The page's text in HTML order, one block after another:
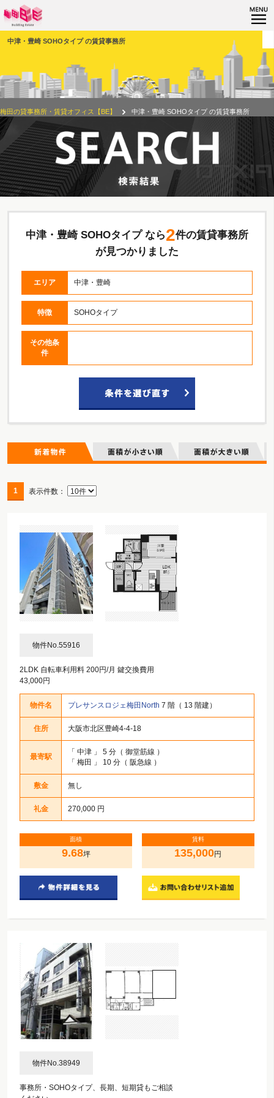
中津・豊崎 SOHOタイプ の賃貸事務所
梅田の貸事務所・賃貸オフィス【BE】 中津・豊崎 SOHOタイプ の賃貸事務所
中津・豊崎 SOHOタイプ なら2件の賃貸事務所
が見つかりました
エリア 中津・豊崎
特徴 SOHOタイプ
その他条
件
1 表示件数：
物件No.55916
2LDK 自転車利用料 200円/月 鍵交換費用
43,000円
物件名 プレサンスロジェ梅田North 7 階（ 13 階建）
住所 大阪市北区豊崎4-4-18
最寄駅
「 中津 」 5 分（ 御堂筋線 ）
「 梅田 」 10 分（ 阪急線 ）
敷金 無し
礼金 270,000 円
面積
9.68坪
賃料
135,000円
物件No.38949
事務所・SOHOタイプ、長期、短期貸もご相談